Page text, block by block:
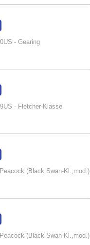
- Gearing
- Fletcher-Klasse
(Black Swan-Kl.,mod.)
(Black Swan-Kl.,mod.)